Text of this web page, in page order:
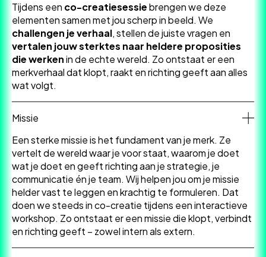
Tijdens een co-creatiesessiebrengen we deze
elementen samen met jou scherp in beeld. We
challengen je verhaal, stellen de juiste vragen en
vertalen jouw sterktes naar heldere proposities
die werkenin de echte wereld. Zo ontstaat er een
merkverhaal dat klopt, raakt en richting geeft aan alles
wat volgt.
Missie
Een sterke missie is het fundament van je merk. Ze
vertelt de wereld waar je voor staat, waarom je doet
wat je doet en geeft richting aan je strategie, je
communicatie én je team. Wij helpen jou om je missie
helder vast te leggen en krachtig te formuleren. Dat
doen we steeds in co-creatie tijdens een interactieve
workshop. Zo ontstaat er een missie die klopt, verbindt
en richting geeft – zowel intern als extern.